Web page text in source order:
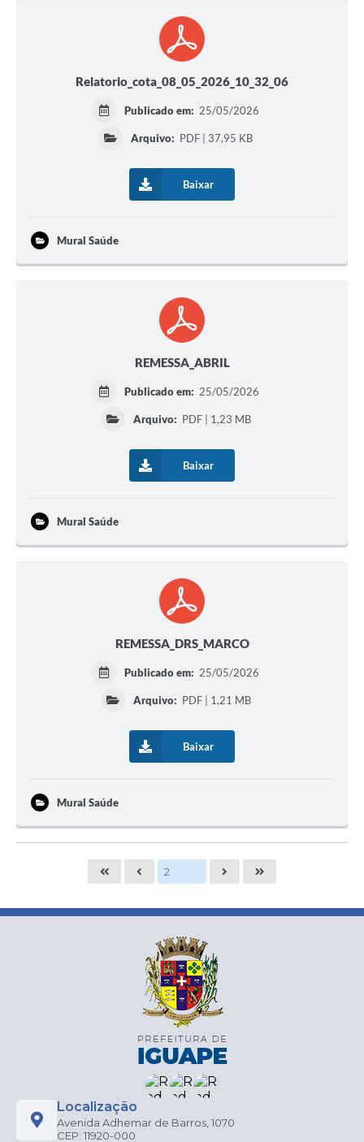
Relatorio_cota_08_05_2026_10_32_06
Publicado em: 25/05/2026
Arquivo: PDF | 37,95 KB
Baixar
Mural Saúde
REMESSA_ABRIL
Publicado em: 25/05/2026
Arquivo: PDF | 1,23 MB
Baixar
Mural Saúde
REMESSA_DRS_MARCO
Publicado em: 25/05/2026
Arquivo: PDF | 1,21 MB
Baixar
Mural Saúde
Localização
Avenida Adhemar de Barros, 1070
CEP: 11920-000